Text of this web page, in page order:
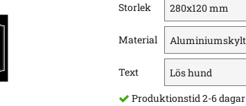
Storlek
Material
Text
Produktionstid 2-6 dagar